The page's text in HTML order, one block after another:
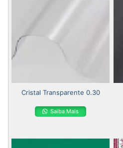
Cristal Transparente 0.30
Saiba Mais